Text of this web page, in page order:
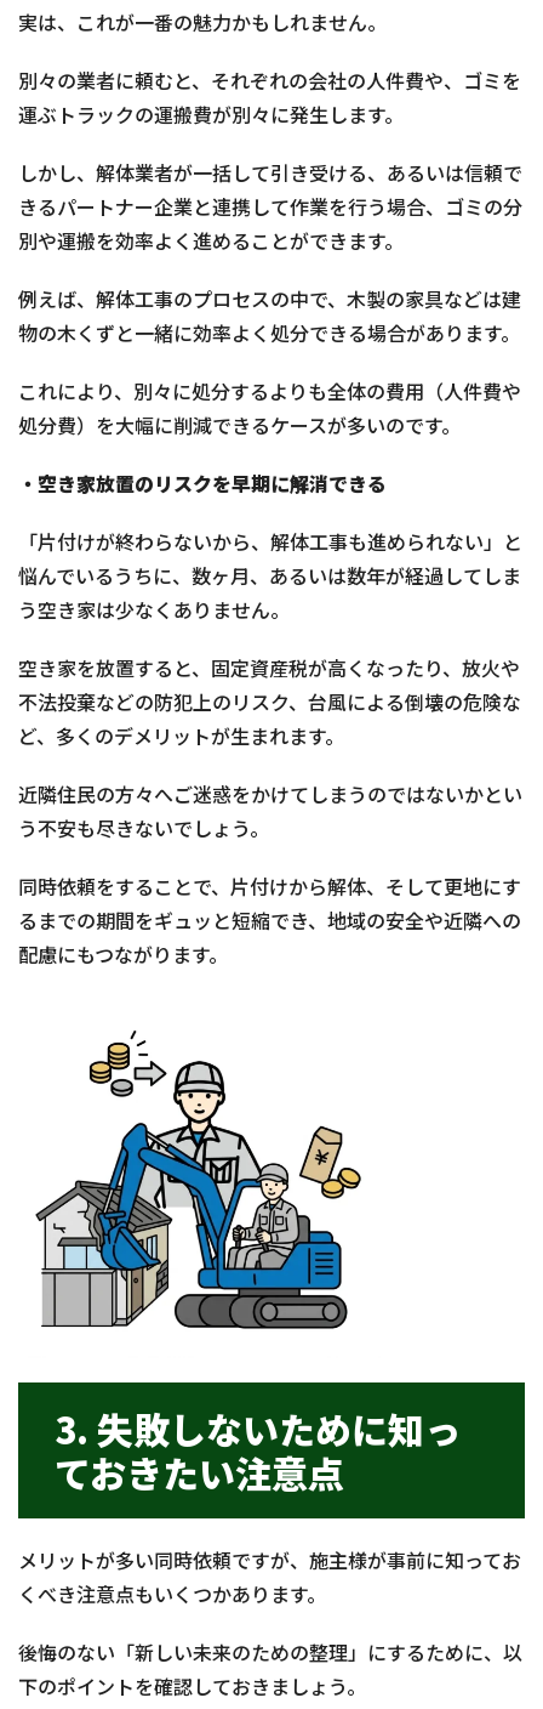
実は、これが一番の魅力かもしれません。
別々の業者に頼むと、それぞれの会社の人件費や、ゴミを
運ぶトラックの運搬費が別々に発生します。
しかし、解体業者が一括して引き受ける、あるいは信頼で
きるパートナー企業と連携して作業を行う場合、ゴミの分
別や運搬を効率よく進めることができます。
例えば、解体工事のプロセスの中で、木製の家具などは建
物の木くずと一緒に効率よく処分できる場合があります。
これにより、別々に処分するよりも全体の費用（人件費や
処分費）を大幅に削減できるケースが多いのです。
・空き家放置のリスクを早期に解消できる
「片付けが終わらないから、解体工事も進められない」と
悩んでいるうちに、数ヶ月、あるいは数年が経過してしま
う空き家は少なくありません。
空き家を放置すると、固定資産税が高くなったり、放火や
不法投棄などの防犯上のリスク、台風による倒壊の危険な
ど、多くのデメリットが生まれます。
近隣住民の方々へご迷惑をかけてしまうのではないかとい
う不安も尽きないでしょう。
同時依頼をすることで、片付けから解体、そして更地にす
るまでの期間をギュッと短縮でき、地域の安全や近隣への
配慮にもつながります。
3. 失敗しないために知っ
ておきたい注意点
メリットが多い同時依頼ですが、施主様が事前に知ってお
くべき注意点もいくつかあります。
後悔のない「新しい未来のための整理」にするために、以
下のポイントを確認しておきましょう。